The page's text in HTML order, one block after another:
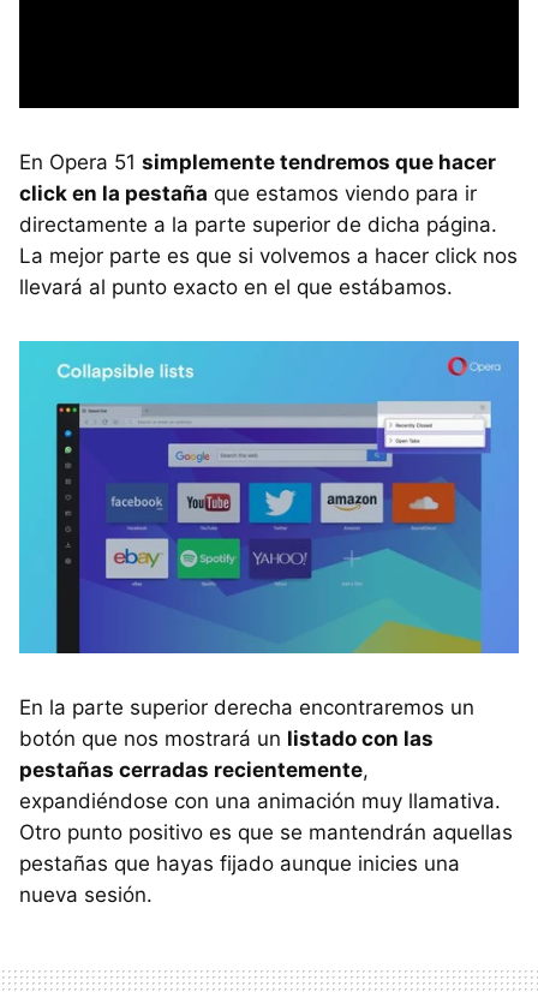
En Opera 51 simplemente tendremos que hacer
click en la pestaña que estamos viendo para ir
directamente a la parte superior de dicha página.
La mejor parte es que si volvemos a hacer click nos
llevará al punto exacto en el que estábamos.
En la parte superior derecha encontraremos un
botón que nos mostrará un listado con las
pestañas cerradas recientemente,
expandiéndose con una animación muy llamativa.
Otro punto positivo es que se mantendrán aquellas
pestañas que hayas fijado aunque inicies una
nueva sesión.